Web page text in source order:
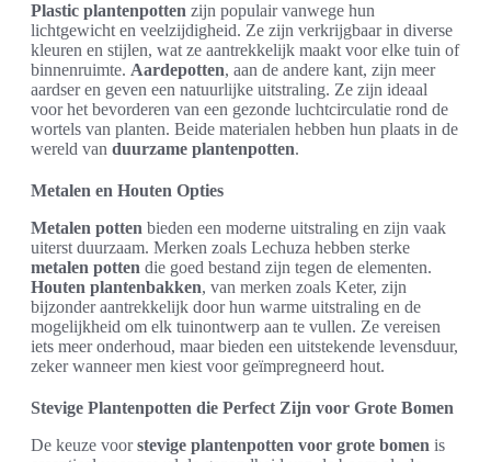
Plastic plantenpotten zijn populair vanwege hun
lichtgewicht en veelzijdigheid. Ze zijn verkrijgbaar in diverse
kleuren en stijlen, wat ze aantrekkelijk maakt voor elke tuin of
binnenruimte. Aardepotten, aan de andere kant, zijn meer
aardser en geven een natuurlijke uitstraling. Ze zijn ideaal
voor het bevorderen van een gezonde luchtcirculatie rond de
wortels van planten. Beide materialen hebben hun plaats in de
wereld van duurzame plantenpotten.
Metalen en Houten Opties
Metalen potten bieden een moderne uitstraling en zijn vaak
uiterst duurzaam. Merken zoals Lechuza hebben sterke
metalen potten die goed bestand zijn tegen de elementen.
Houten plantenbakken, van merken zoals Keter, zijn
bijzonder aantrekkelijk door hun warme uitstraling en de
mogelijkheid om elk tuinontwerp aan te vullen. Ze vereisen
iets meer onderhoud, maar bieden een uitstekende levensduur,
zeker wanneer men kiest voor geïmpregneerd hout.
Stevige Plantenpotten die Perfect Zijn voor Grote Bomen
De keuze voorstevige plantenpotten voor grote bomen is